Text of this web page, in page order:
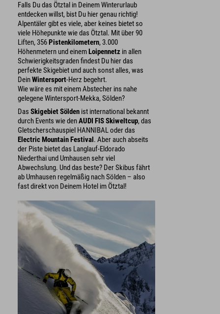
Falls Du das Ötztal in Deinem Winterurlaub
entdecken willst, bist Du hier genau richtig!
Alpentäler gibt es viele, aber keines bietet so
viele Höhepunkte wie das Ötztal. Mit über 90
Liften, 356 Pistenkilometern, 3.000
Höhenmetern und einem Loipennetz in allen
Schwierigkeitsgraden findest Du hier das
perfekte Skigebiet und auch sonst alles, was
DeinWintersport-Herz begehrt.
Wie wäre es mit einem Abstecher ins nahe
gelegene Wintersport-Mekka, Sölden?
Das Skigebiet Sölden ist international bekannt
durch Events wie denAUDI FIS Skiweltcup, das
Gletscherschauspiel HANNIBAL oder das
Electric Mountain Festival. Aber auch abseits
der Piste bietet das Langlauf-Eldorado
Niederthai und Umhausen sehr viel
Abwechslung. Und das beste? Der Skibus fährt
ab Umhausen regelmäßig nach Sölden – also
fast direkt von Deinem Hotel im Ötztal!